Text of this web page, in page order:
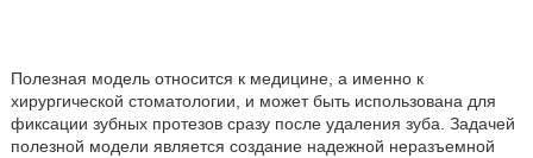
Полезная модель относится к медицине, а именно к
хирургической стоматологии, и может быть использована для
фиксации зубных протезов сразу после удаления зуба. Задачей
полезной модели является создание надежной неразъемной